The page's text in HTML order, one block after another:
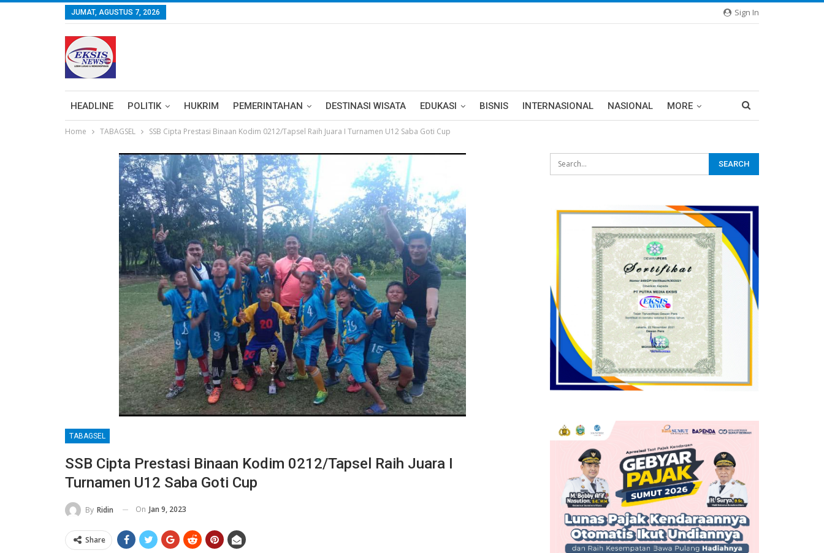
Sign In
JUMAT, AGUSTUS 7, 2026
HEADLINE POLITIK HUKRIM PEMERINTAHAN DESTINASI WISATA EDUKASI BISNIS INTERNASIONAL NASIONAL MORE
Home TABAGSEL SSB Cipta Prestasi Binaan Kodim 0212/Tapsel Raih Juara I Turnamen U12 Saba Goti Cup
TABAGSEL
SSB Cipta Prestasi Binaan Kodim 0212/Tapsel Raih Juara I
Turnamen U12 Saba Goti Cup
By Ridin On Jan 9, 2023
Share